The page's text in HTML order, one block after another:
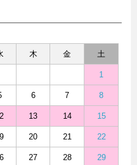
木 金 土
1
6 7 8
13 14 15
20 21 22
27 28 29